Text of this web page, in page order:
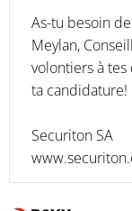
As-tu besoin
Meylan,
volontiers à
ta candidature!
Securiton SA